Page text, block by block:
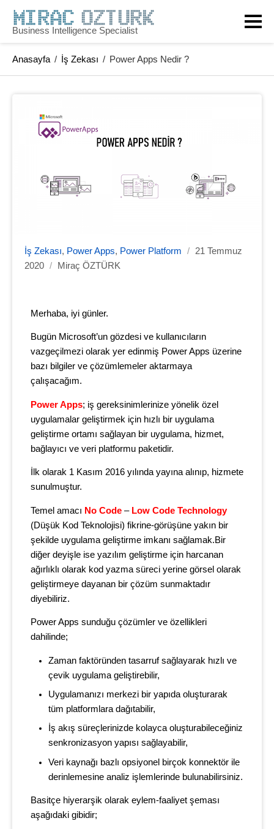
Business Intelligence Specialist
Anasayfa / İş Zekası / Power Apps Nedir ?
İş Zekası, Power Apps, Power Platform / 21 Temmuz
2020 / Miraç ÖZTÜRK
Merhaba, iyi günler.
Bugün Microsoft’un gözdesi ve kullanıcıların
vazgeçilmezi olarak yer edinmiş Power Apps üzerine
bazı bilgiler ve çözümlemeler aktarmaya
çalışacağım.
Power Apps; iş gereksinimlerinize yönelik özel
uygulamalar geliştirmek için hızlı bir uygulama
geliştirme ortamı sağlayan bir uygulama, hizmet,
bağlayıcı ve veri platformu paketidir.
İlk olarak 1 Kasım 2016 yılında yayına alınıp, hizmete
sunulmuştur.
Temel amacı No Code –Low Code Technology
(Düşük Kod Teknolojisi) fikrine-görüşüne yakın bir
şekilde uygulama geliştirme imkanı sağlamak.Bir
diğer deyişle ise yazılım geliştirme için harcanan
ağırlıklı olarak kod yazma süreci yerine görsel olarak
geliştirmeye dayanan bir çözüm sunmaktadır
diyebiliriz.
Power Apps sunduğu çözümler ve özellikleri
dahilinde;
Zaman faktöründen tasarruf sağlayarak hızlı ve
çevik uygulama geliştirebilir,
Uygulamanızı merkezi bir yapıda oluşturarak
tüm platformlara dağıtabilir,
İş akış süreçlerinizde kolayca oluşturabileceğiniz
senkronizasyon yapısı sağlayabilir,
Veri kaynağı bazlı opsiyonel birçok konnektör ile
derinlemesine analiz işlemlerinde bulunabilirsiniz.
Basitçe hiyerarşik olarak eylem-faaliyet şeması
aşağıdaki gibidir;